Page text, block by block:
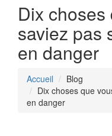
Dix
saviez pas
en danger
Accueil
Blog
Dix choses que
en danger